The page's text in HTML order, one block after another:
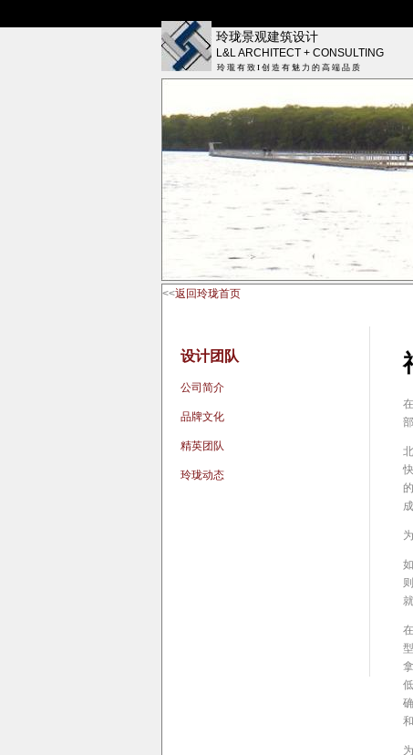
玲珑景观建筑设计
L&L ARCHITECT + CONSULTING
玲 瓏 有 致 I 创 造 有 魅 力 的 高 端 品 质
<<返回玲珑首页
设计团队
公司简介
品牌文化
精英团队
玲珑动态